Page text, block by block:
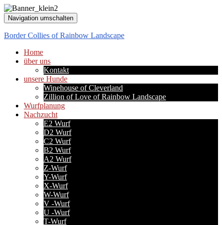
Navigation umschalten
Border Collies of Rainbow Landscape
Home
über uns
Kontakt
unsere Hunde
Winehouse of Cleverland
Zillion of Love of Rainbow Landscape
Wurfplanung
Nachzucht
E2 Wurf
D2 Wurf
C2 Wurf
B2 Wurf
A2 Wurf
Z-Wurf
Y-Wurf
X-Wurf
W-Wurf
V -Wurf
U -Wurf
T-Wurf